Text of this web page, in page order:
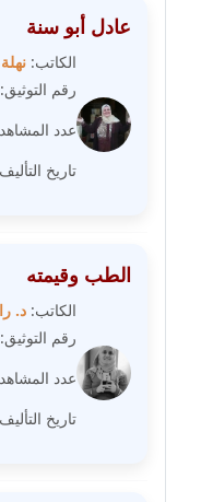
مدونة
عاملة
عاملة
مدونة
عاملة
عاملة
عادل أبو سنة
الكاتب:
رقم التوثيق:
عدد
تاريخ
الطب وقيمته
الكاتب: د.
رقم التوثيق:
عدد
تاريخ